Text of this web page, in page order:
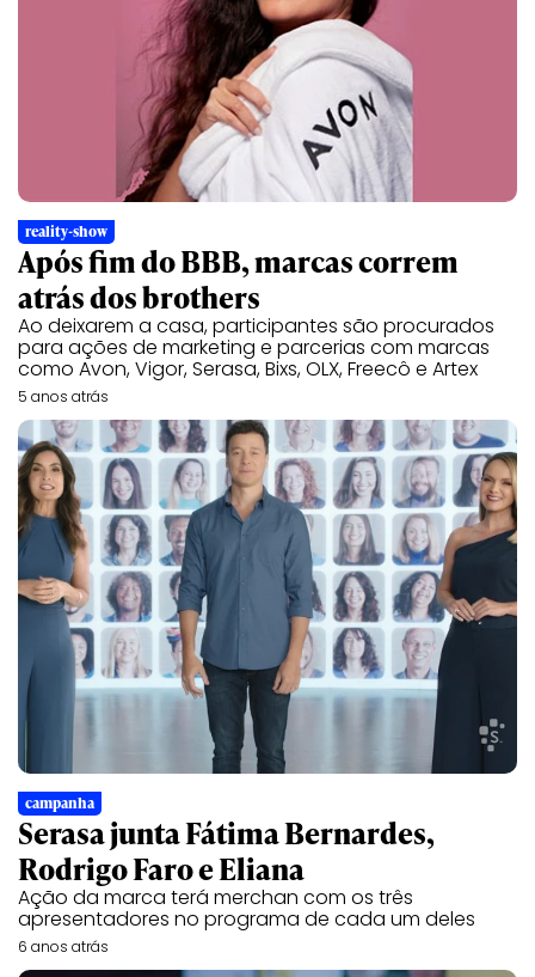
reality-show
Após fim do BBB, marcas correm
atrás dos brothers
Ao deixarem a casa, participantes são procurados
para ações de marketing e parcerias com marcas
como Avon, Vigor, Serasa, Bixs, OLX, Freecô e Artex
5 anos atrás
campanha
Serasa junta Fátima Bernardes,
Rodrigo Faro e Eliana
Ação da marca terá merchan com os três
apresentadores no programa de cada um deles
6 anos atrás